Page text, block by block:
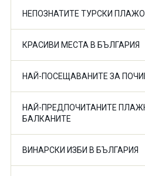
НЕПОЗНАТИТЕ ТУРСКИ
КРАСИВИ МЕСТА В БЪЛГАРИЯ
НАЙ-ПОСЕЩАВАНИТЕ ЗА
НАЙ-ПРЕДПОЧИТАНИТЕ
БАЛКАНИТЕ
ВИНАРСКИ ИЗБИ В БЪЛГАРИЯ